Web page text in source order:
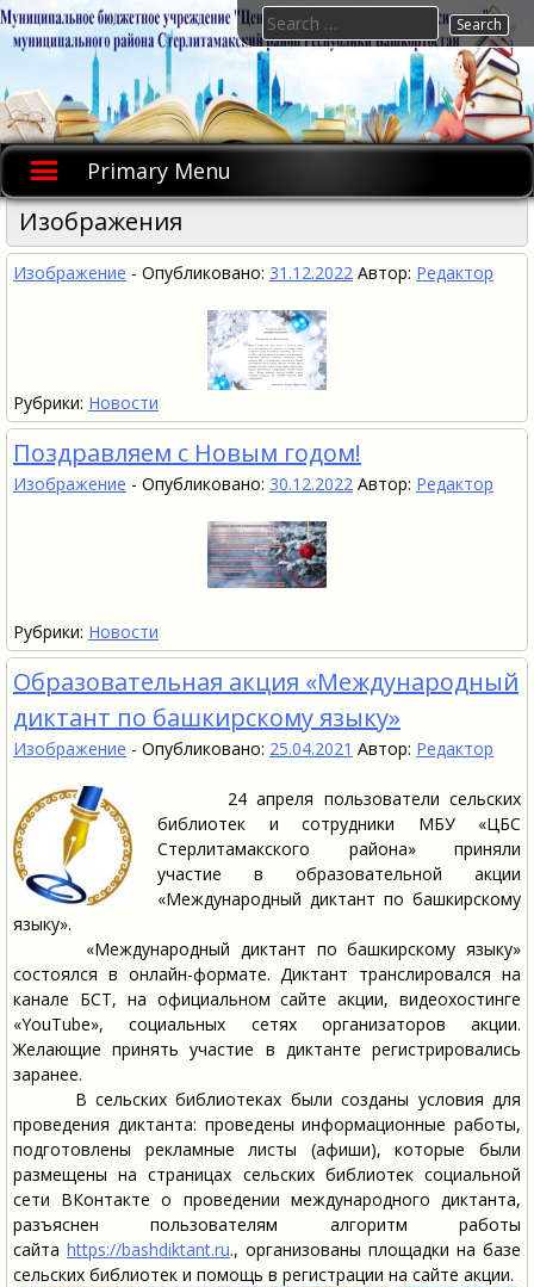
Skip
to
Primary Menu
Search
for:
Изображения
Изображение - Опубликовано: 31.12.2022 Автор: Редактор
Рубрики: Новости
Поздравляем с Новым годом!
Изображение - Опубликовано: 30.12.2022 Автор: Редактор
Рубрики: Новости
Образовательная акция «Международный
диктант по башкирскому языку»
Изображение - Опубликовано: 25.04.2021 Автор: Редактор
24 апреля пользователи сельских
библиотек и сотрудники МБУ «ЦБС
Стерлитамакского района» приняли
участие в образовательной акции
«Международный диктант по башкирскому
языку».
«Международный диктант по башкирскому языку»
состоялся в онлайн-формате. Диктант транслировался на
канале БСТ, на официальном сайте акции, видеохостинге
«YouTube», социальных сетях организаторов акции.
Желающие принять участие в диктанте регистрировались
заранее.
В сельских библиотеках были созданы условия для
проведения диктанта: проведены информационные работы,
подготовлены рекламные листы (афиши), которые были
размещены на страницах сельских библиотек социальной
сети ВКонтакте о проведении международного диктанта,
разъяснен пользователям алгоритм работы
сайта https://bashdiktant.ru., организованы площадки на базе
сельских библиотек и помощь в регистрации на сайте акции.